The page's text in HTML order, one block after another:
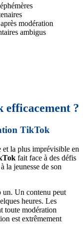
modération
ambigus
efficacement ?
TikTok
la plus imprévisible en
fait face à des défis
la jeunesse de son
un. Un contenu peut
heures. Les
toute modération
est extrêmement